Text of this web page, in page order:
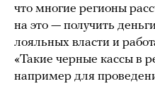
что многие регионы
на это — получить
лояльных власти и
«Такие черные кассы в
например для